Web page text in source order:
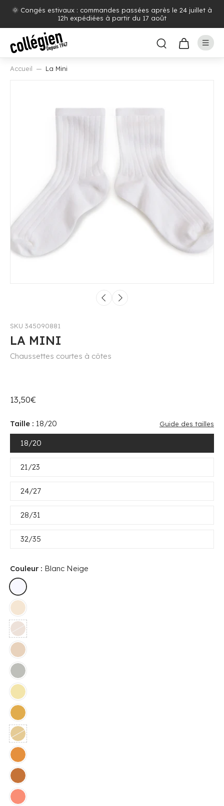
🌞 Congés estivaux : commandes passées après le 24 juillet à
12h expédiées à partir du 17 août
Accueil La Mini
SKU 345090881
LA MINI
Chaussettes courtes à côtes
13,50€
Taille : 18/20 Guide des tailles
18/20
21/23
24/27
28/31
32/35
Couleur : Blanc Neige